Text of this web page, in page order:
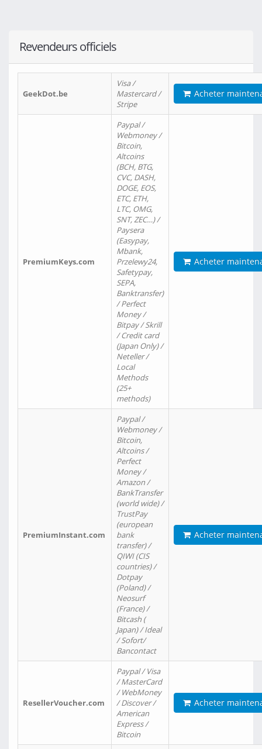
Revendeurs officiels
GeekDot.be
Visa /
Mastercard /
Stripe
Acheter
PremiumKeys.com
Paypal /
Webmoney /
Bitcoin,
Altcoins
(BCH, BTG,
CVC, DASH,
DOGE, EOS,
ETC, ETH,
LTC, OMG,
SNT, ZEC…) /
Paysera
(Easypay,
Mbank,
Przelewy24,
Safetypay,
SEPA,
Banktransfer)
/ Perfect
Money /
Bitpay / Skrill
/ Credit card
(Japan Only) /
Neteller /
Local
Methods
(25+
methods)
Acheter
PremiumInstant.com
Paypal /
Webmoney /
Bitcoin,
Altcoins /
Perfect
Money /
Amazon /
BankTransfer
(world wide) /
TrustPay
(european
bank
transfer) /
QIWI (CIS
countries) /
Dotpay
(Poland) /
Neosurf
(France) /
Bitcash (
Japan) / Ideal
/ Sofort/
Bancontact
Acheter
ResellerVoucher.com
Paypal / Visa
/ MasterCard
/ WebMoney
/ Discover /
American
Express /
Bitcoin
Acheter